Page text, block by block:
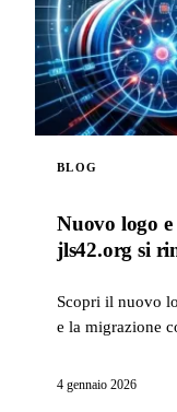
BLOG
Nuovo logo
jls42.org si
Scopri il nuovo
e la migrazione
4 gennaio 2026